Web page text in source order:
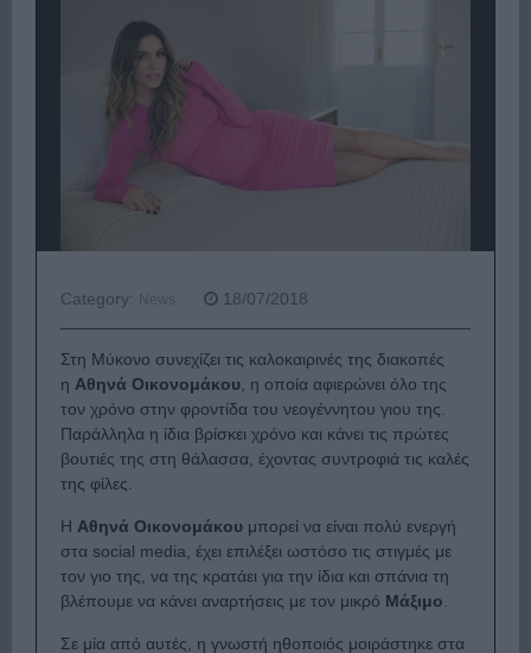
Category: News 18/07/2018
Στη Μύκονο συνεχίζει τις καλοκαιρινές της διακοπές
η Αθηνά Οικονομάκου, η οποία αφιερώνει όλο της
τον χρόνο στην φροντίδα του νεογέννητου γιου της.
Παράλληλα η ίδια βρίσκει χρόνο και κάνει τις πρώτες
βουτιές της στη θάλασσα, έχοντας συντροφιά τις καλές
της φίλες.
Η Αθηνά Οικονομάκου μπορεί να είναι πολύ ενεργή
στα social media, έχει επιλέξει ωστόσο τις στιγμές με
τον γιο της, να της κρατάει για την ίδια και σπάνια τη
βλέπουμε να κάνει αναρτήσεις με τον μικρό Μάξιμο.
Σε μία από αυτές, η γνωστή ηθοποιός μοιράστηκε στα